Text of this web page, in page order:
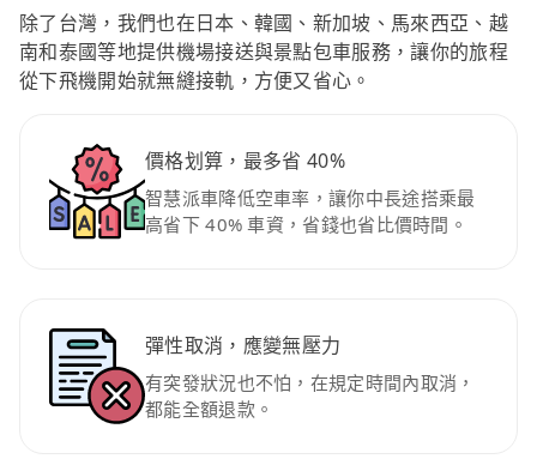
除了台灣，我們也在日本、韓國、新加坡、馬來西亞、越
南和泰國等地提供機場接送與景點包車服務，讓你的旅程
從下飛機開始就無縫接軌，方便又省心。
價格划算，最多省 40%
智慧派車降低空車率，讓你中長途搭乘最
高省下 40% 車資，省錢也省比價時間。
彈性取消，應變無壓力
有突發狀況也不怕，在規定時間內取消，
都能全額退款。